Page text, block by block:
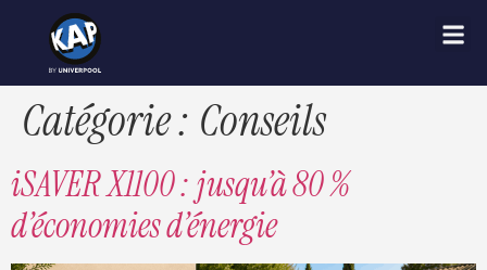
Catégorie : Conseils
iSAVER X1100 : jusqu’à 80 %
d’économies d’énergie